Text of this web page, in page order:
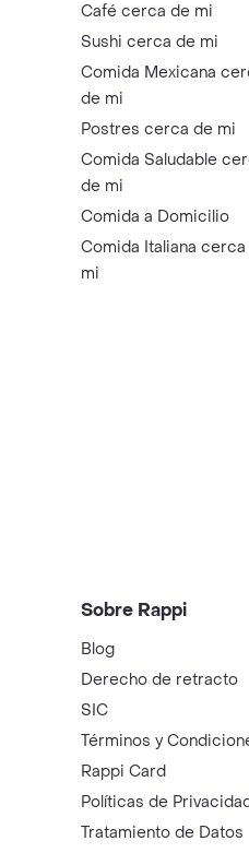
Café cerca de mi
Sushi cerca de mi
Comida Mexicana
de mi
Postres cerca de mi
Comida Saludable
de mi
Comida a Domicilio
Comida Italiana
mi
Sobre Rappi
Blog
Derecho de retracto
SIC
Términos y
Rappi Card
Políticas de
Tratamiento de Datos